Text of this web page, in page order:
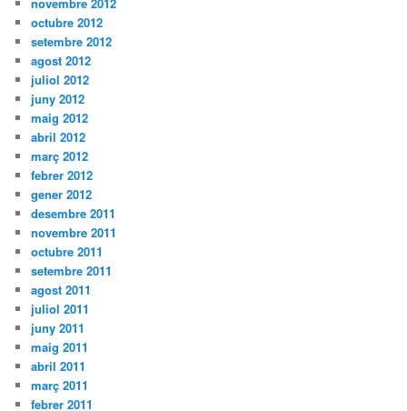
octubre 2012
setembre 2012
agost 2012
juliol 2012
juny 2012
maig 2012
abril 2012
març 2012
febrer 2012
gener 2012
desembre 2011
novembre 2011
octubre 2011
setembre 2011
agost 2011
juliol 2011
juny 2011
maig 2011
abril 2011
març 2011
febrer 2011